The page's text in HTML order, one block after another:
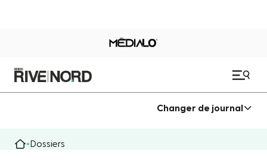
Changer de journal
Dossiers